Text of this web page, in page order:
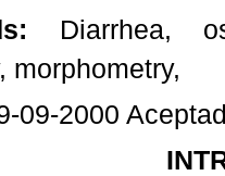
Diarrhea,
morphometry,
09-2000